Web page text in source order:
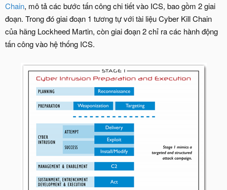
Chain, mô tả các bước tấn công chi tiết vào ICS, bao gồm 2 giai
đoạn. Trong đó giai đoạn 1 tương tự với tài liệu Cyber Kill Chain
của hãng Lockheed Martin, còn giai đoạn 2 chỉ ra các hành động
tấn công vào hệ thống ICS.